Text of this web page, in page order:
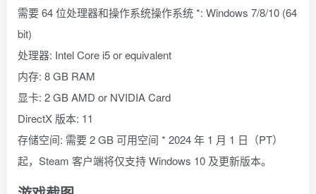
需要 64 位处理器和操作系统操作系统 *: Windows 7/8/10 (64
bit)
处理器: Intel Core i5 or equivalent
内存: 8 GB RAM
显卡: 2 GB AMD or NVIDIA Card
DirectX 版本: 11
存储空间: 需要 2 GB 可用空间 * 2024 年 1 月 1 日（PT）
起，Steam 客户端将仅支持 Windows 10 及更新版本。